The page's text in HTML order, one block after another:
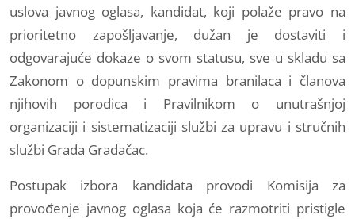
uslova javnog oglasa, kandidat, koji polaže pravo na
prioritetno zapošljavanje, dužan je dostaviti i
odgovarajuće dokaze o svom statusu, sve u skladu sa
Zakonom o dopunskim pravima branilaca i članova
njihovih porodica i Pravilnikom o unutrašnjoj
organizaciji i sistematizaciji službi za upravu i stručnih
službi Grada Gradačac.
Postupak izbora kandidata provodi Komisija za
provođenje javnog oglasa koja će razmotriti pristigle